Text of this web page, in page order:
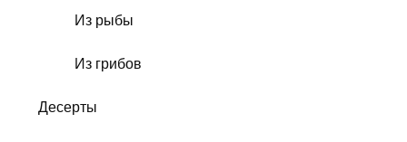
Из рыбы
Из грибов
Десерты